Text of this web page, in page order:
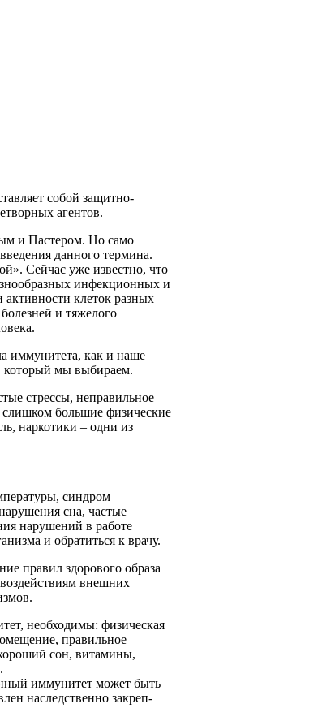
собой защитно-
агентов.
и Пастером. Но само
данного термина.
Сейчас уже известно, что
инфекционных и
клеток разных
и тяжелого
иммунитета, как и наше
который мы выбираем.
стрессы, неправильное
большие физические
наркотики – одни из
синдром
сна, частые
нарушений в работе
и обратиться к врачу.
правил здорового образа
внешних
необходимы: физическая
правильное
сон, витамины,
иммунитет может быть
наследственно закреп­